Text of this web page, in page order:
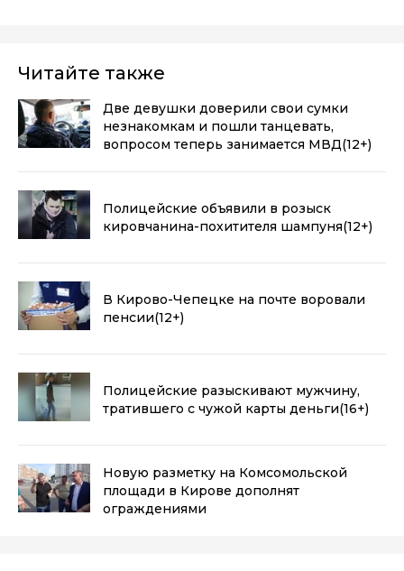
Читайте также
Две девушки доверили свои сумки
незнакомкам и пошли танцевать,
вопросом теперь занимается МВД(12+)
Полицейские объявили в розыск
кировчанина-похитителя шампуня(12+)
В Кирово-Чепецке на почте воровали
пенсии(12+)
Полицейские разыскивают мужчину,
тратившего с чужой карты деньги(16+)
Новую разметку на Комсомольской
площади в Кирове дополнят
ограждениями